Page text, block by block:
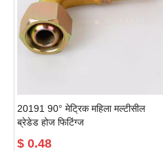
20191 90° मेट्रिक महिला मल्टीसील
ब्रेडेड होज फिटिंग्ज
$ 0.48